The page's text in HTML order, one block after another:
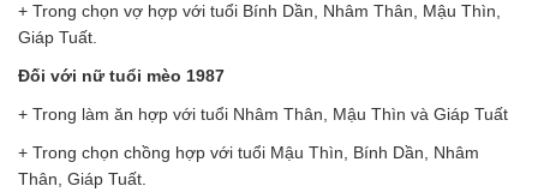
+ Trong chọn vợ hợp với tuổi Bính Dần, Nhâm Thân, Mậu Thìn,
Giáp Tuất.
Đối với nữ tuổi mèo 1987
+ Trong làm ăn hợp với tuổi Nhâm Thân, Mậu Thìn và Giáp Tuất
+ Trong chọn chồng hợp với tuổi Mậu Thìn, Bính Dần, Nhâm
Thân, Giáp Tuất.